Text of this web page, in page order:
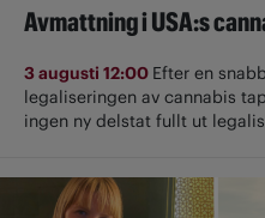
Avmattning i USA:s
3 augusti 12:00 Efter en
legaliseringen av cannabis
ingen ny delstat fullt ut